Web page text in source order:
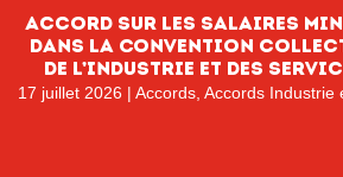
Accord sur les salaires
dans la Convention
de l’Industrie et des
17 juillet 2026 | Accords, Accords Industrie